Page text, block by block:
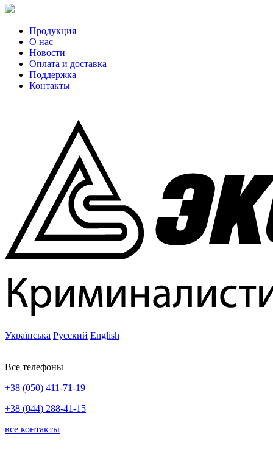
Продукция
О нас
Новости
Оплата и доставка
Поддержка
Контакты
Українська Русский English
Все телефоны
+38 (050) 411-71-19
+38 (044) 288-41-15
все контакты